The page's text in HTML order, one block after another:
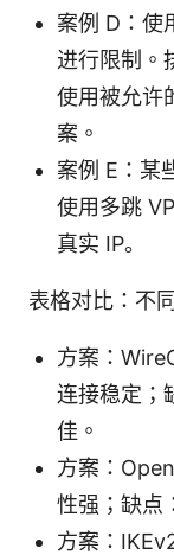
案例 D：使
进行限制。
使用被允许
案。
案例 E：某
使用多跳
真实 IP。
表格对比：不
方案：
连接稳定；
佳。
方案：
性强；缺点
方案：